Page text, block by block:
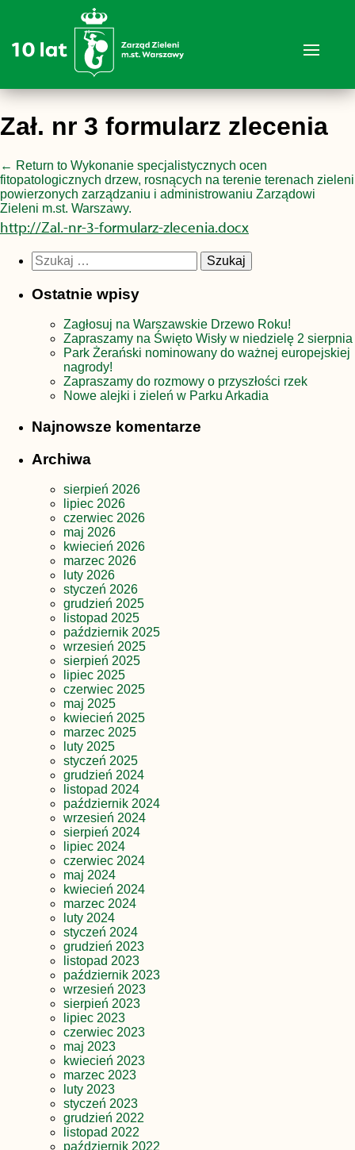
Zał. nr 3 formularz zlecenia
← Return to Wykonanie specjalistycznych ocen
fitopatologicznych drzew, rosnących na terenie terenach zieleni
powierzonych zarządzaniu i administrowaniu Zarządowi
Zieleni m.st. Warszawy.
http://Zal.-nr-3-formularz-zlecenia.docx
Szukaj:
Ostatnie wpisy
Zagłosuj na Warszawskie Drzewo Roku!
Zapraszamy na Święto Wisły w niedzielę 2 sierpnia
Park Żerański nominowany do ważnej europejskiej
nagrody!
Zapraszamy do rozmowy o przyszłości rzek
Nowe alejki i zieleń w Parku Arkadia
Najnowsze komentarze
Archiwa
sierpień 2026
lipiec 2026
czerwiec 2026
maj 2026
kwiecień 2026
marzec 2026
luty 2026
styczeń 2026
grudzień 2025
listopad 2025
październik 2025
wrzesień 2025
sierpień 2025
lipiec 2025
czerwiec 2025
maj 2025
kwiecień 2025
marzec 2025
luty 2025
styczeń 2025
grudzień 2024
listopad 2024
październik 2024
wrzesień 2024
sierpień 2024
lipiec 2024
czerwiec 2024
maj 2024
kwiecień 2024
marzec 2024
luty 2024
styczeń 2024
grudzień 2023
listopad 2023
październik 2023
wrzesień 2023
sierpień 2023
lipiec 2023
czerwiec 2023
maj 2023
kwiecień 2023
marzec 2023
luty 2023
styczeń 2023
grudzień 2022
listopad 2022
październik 2022